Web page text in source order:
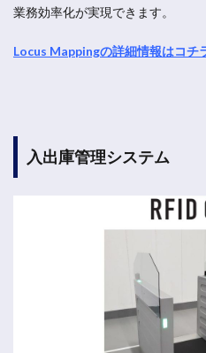
業務効率化が実現できます。
Locus Mappingの詳細情報はコチ
入出庫管理システム